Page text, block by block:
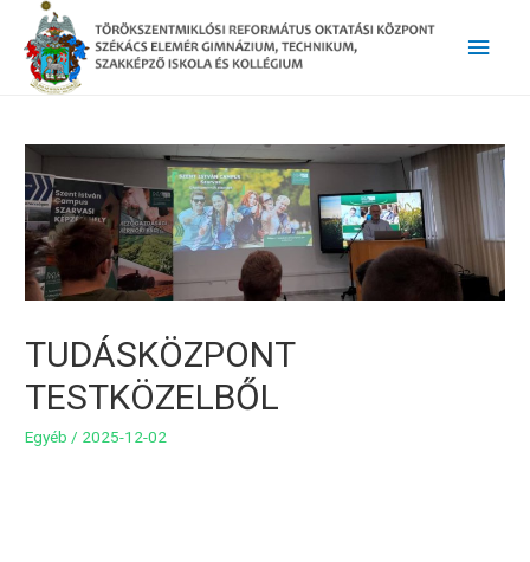
Main
TUDÁSKÖZPONT
TESTKÖZELBŐL
Egyéb / 2025-12-02